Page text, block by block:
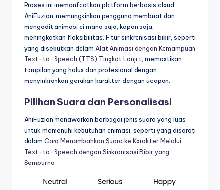
Proses ini memanfaatkan platform berbasis cloud
AniFuzion, memungkinkan pengguna membuat dan
mengedit animasi di mana saja, kapan saja,
meningkatkan fleksibilitas. Fitur sinkronisasi bibir, seperti
yang disebutkan dalam Alat Animasi dengan Kemampuan
Text-to-Speech (TTS) Tingkat Lanjut , memastikan
tampilan yang halus dan profesional dengan
menyinkronkan gerakan karakter dengan ucapan.
Pilihan Suara dan Personalisasi
AniFuzion menawarkan berbagai jenis suara yang luas
untuk memenuhi kebutuhan animasi, seperti yang disoroti
dalam Cara Menambahkan Suara ke Karakter Melalui
Text-to-Speech dengan Sinkronisasi Bibir yang
Sempurna: